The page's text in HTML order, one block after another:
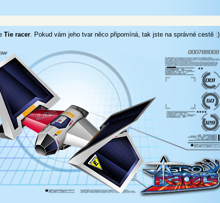
Tie racer. Pokud vám jeho tvar něco připomíná, tak jste na správné cestě :)